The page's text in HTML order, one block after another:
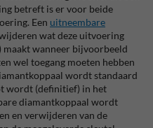
betreft is er voor beide
Een uitneembare
wat deze uitvoering
maakt wanneer bijvoorbeeld
wel toegang moeten hebben
wordt standaard
wordt (definitief) in het
diamantkoppaal wordt
en verwijderen van de